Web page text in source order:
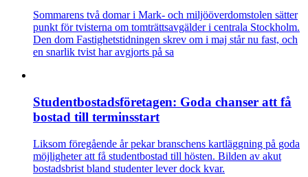
Sommarens två domar i Mark- och miljööverdomstolen sätter
punkt för tvisterna om tomträttsavgälder i centrala Stockholm.
Den dom Fastighetstidningen skrev om i maj står nu fast, och
en snarlik tvist har avgjorts på sa
Studentbostadsföretagen: Goda chanser att få
bostad till terminsstart
Liksom föregående år pekar branschens kartläggning på goda
möjligheter att få studentbostad till hösten. Bilden av akut
bostadsbrist bland studenter lever dock kvar.